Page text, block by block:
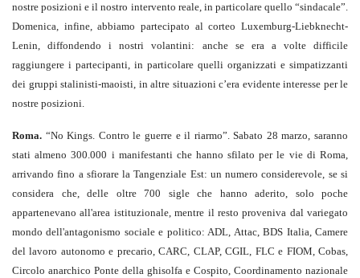
nostre posizioni e il nostro intervento reale, in particolare quello “sindacale”.
Domenica, infine, abbiamo partecipato al corteo Luxemburg-Liebknecht-
Lenin, diffondendo i nostri volantini: anche se era a volte difficile
raggiungere i partecipanti, in particolare quelli organizzati e simpatizzanti
dei gruppi stalinisti-maoisti, in altre situazioni c’era evidente interesse per le
nostre posizioni.
Roma. “No Kings. Contro le guerre e il riarmo”. Sabato 28 marzo, saranno
stati almeno 300.000 i manifestanti che hanno sfilato per le vie di Roma,
arrivando fino a sfiorare la Tangenziale Est: un numero considerevole, se si
considera che, delle oltre 700 sigle che hanno aderito, solo poche
appartenevano all'area istituzionale, mentre il resto proveniva dal variegato
mondo dell'antagonismo sociale e politico: ADL, Attac, BDS Italia, Camere
del lavoro autonomo e precario, CARC, CLAP, CGIL, FLC e FIOM, Cobas,
Circolo anarchico Ponte della ghisolfa e Cospito, Coordinamento nazionale